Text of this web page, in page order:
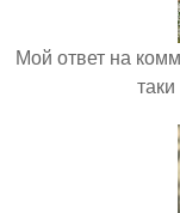
Мой ответ на